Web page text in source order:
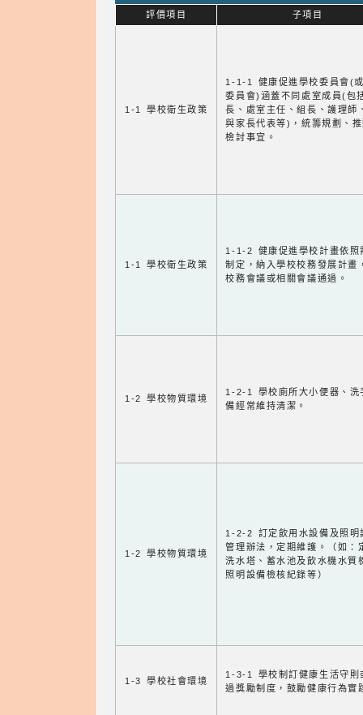
評價項目 子項目
1-1 學校衛生政策
1-1-1 健康促進學校委員會(
委員會)涵蓋不同處室成員(包
長、處室主任、組長、護理師
與家長代表等)，統籌規劃、
檢討事宜。
1-1 學校衛生政策
1-1-2 健康促進學校計畫依照
制定，納入學校校務發展計畫
校務會議或相關會議通過。
1-2 學校物質環境
1-2-1 學校廁所大小便器、洗
備經常維持清潔。
1-2 學校物質環境
1-2-2 訂定飲用水設備及照明
管理辦法，定期維護。（如：
洗水塔、蓄水池及飲水機水質
照明設備檢核紀錄等）
1-3 學校社會環境
1-3-1 學校制訂健康生活守則
過獎勵制度，鼓勵健康行為實